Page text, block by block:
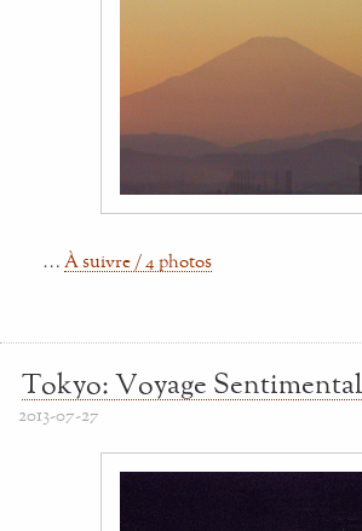
… À suivre / 4 photos
Tokyo: Voyage Sentimental
2013-07-27